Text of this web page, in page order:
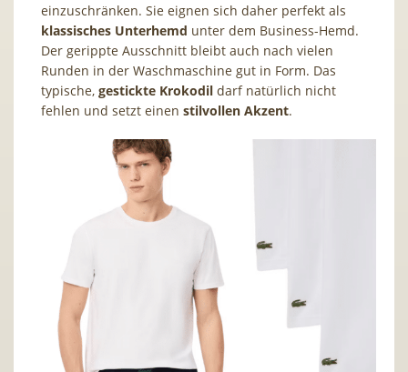
einzuschränken. Sie eignen sich daher perfekt als
klassisches Unterhemd unter dem Business-Hemd.
Der gerippte Ausschnitt bleibt auch nach vielen
Runden in der Waschmaschine gut in Form. Das
typische, gestickte Krokodil darf natürlich nicht
fehlen und setzt einen stilvollen Akzent.